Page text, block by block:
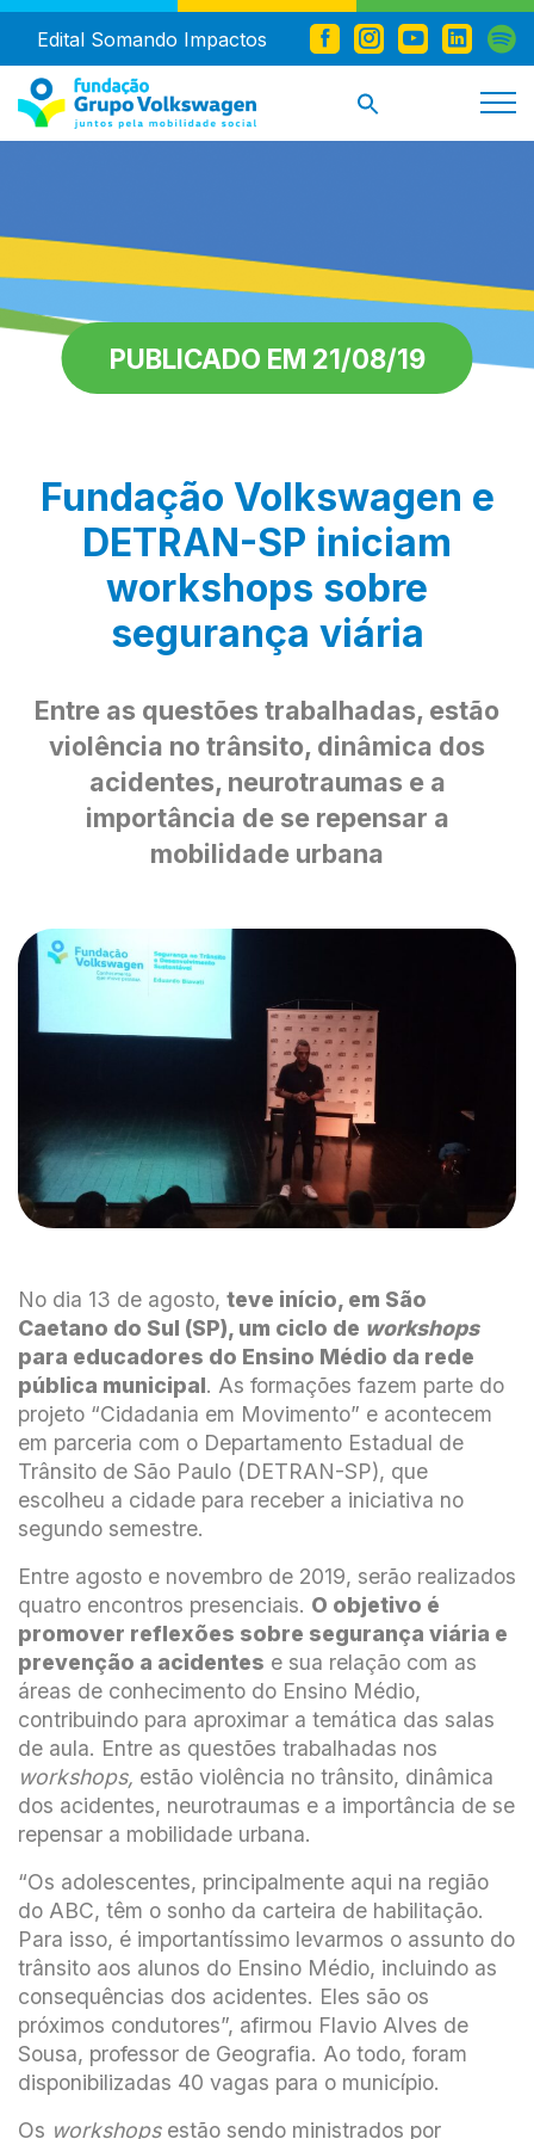
Edital Somando Impactos
PUBLICADO EM 21/08/19
Fundação Volkswagen e
DETRAN-SP iniciam
workshops sobre
segurança viária
Entre as questões trabalhadas, estão
violência no trânsito, dinâmica dos
acidentes, neurotraumas e a
importância de se repensar a
mobilidade urbana
No dia 13 de agosto, teve início, em São
Caetano do Sul (SP), um ciclo de workshops
para educadores do Ensino Médio da rede
pública municipal. As formações fazem parte do
projeto “Cidadania em Movimento” e acontecem
em parceria com o Departamento Estadual de
Trânsito de São Paulo (DETRAN-SP), que
escolheu a cidade para receber a iniciativa no
segundo semestre.
Entre agosto e novembro de 2019, serão realizados
quatro encontros presenciais. O objetivo é
promover reflexões sobre segurança viária e
prevenção a acidentes e sua relação com as
áreas de conhecimento do Ensino Médio,
contribuindo para aproximar a temática das salas
de aula. Entre as questões trabalhadas nos
workshops, estão violência no trânsito, dinâmica
dos acidentes, neurotraumas e a importância de se
repensar a mobilidade urbana.
“Os adolescentes, principalmente aqui na região
do ABC, têm o sonho da carteira de habilitação.
Para isso, é importantíssimo levarmos o assunto do
trânsito aos alunos do Ensino Médio, incluindo as
consequências dos acidentes. Eles são os
próximos condutores”, afirmou Flavio Alves de
Sousa, professor de Geografia. Ao todo, foram
disponibilizadas 40 vagas para o município.
Os workshopsestão sendo ministrados por